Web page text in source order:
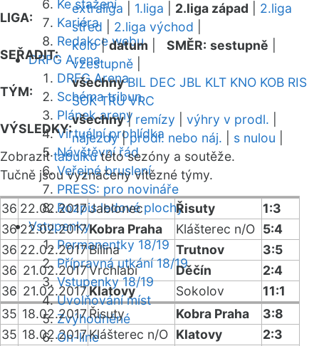
Ke stažení
Kariéra
Redakce webu
DRFG Arena
DRFG Arena
Schéma tribun
Plánek areny
Virtuální prohlídka
Návštěvní řád
Veřejné bruslení
PRESS: pro novináře
Rozpis ledové plochy
Vstupenky
Permanentky 18/19
Přípravná utkání 18/19
Vstupenky 18/19
Uvolňování míst
Zvýhodněné
On-line
LIGA:
extraliga 1.liga 2.liga západ
2.liga
střed
2.liga východ
SEŘADIT:
kolo|datum SMĚR: sestupně
vzestupně
TÝM:
všechny BIL DEC JBL KLT KNO KOB RIS
SOK TRU VRC
VÝSLEDKY:
všechny| remízy výhry v prodl.
nájezdy|prodl. nebo náj. s nulou
Zobrazittabulkutéto sezóny a soutěže.
Tučně jsou vyznačeny vítězné týmy.
36 22.02.2017Jablonec Řisuty
1:3
36 22.02.2017Kobra Praha Klášterec n/O 5:4
36 22.02.2017Bílina Trutnov
3:5
36 21.02.2017Vrchlabí Děčín
2:4
36 21.02.2017Klatovy Sokolov
11:1
35 18.02.2017Řisuty Kobra Praha
3:8
35 18.02.2017Klášterec n/O Klatovy
2:3